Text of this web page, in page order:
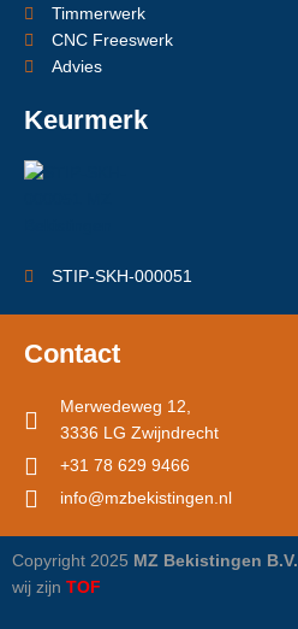
Timmerwerk
CNC Freeswerk
Advies
Keurmerk
STIP-SKH-000051
Contact
Merwedeweg 12,
3336 LG Zwijndrecht
+31 78 629 9466
info@mzbekistingen.nl
Copyright 2025 MZ Bekistingen B.V.
wij zijn TOF